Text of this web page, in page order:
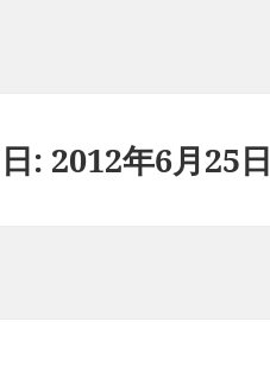
日: 2012年6月25日